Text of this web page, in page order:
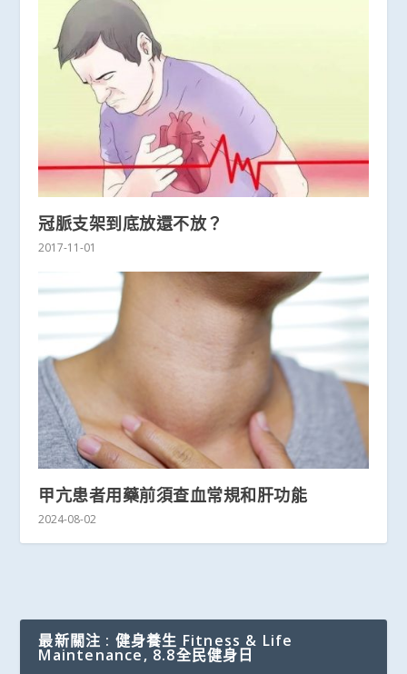
冠脈支架到底放還不放？
2017-11-01
甲亢患者用藥前須查血常規和肝功能
2024-08-02
最新關注 : 健身養生 Fitness & Life
Maintenance, 8.8全民健身日